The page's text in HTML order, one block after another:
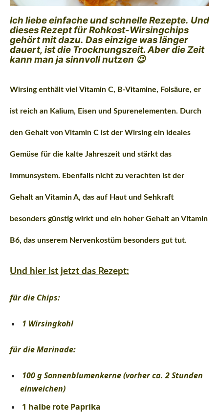
Ich liebe einfache und schnelle Rezepte. Und
dieses Rezept für Rohkost-Wirsingchips
gehört mit dazu. Das einzige was länger
dauert, ist die Trocknungszeit. Aber die Zeit
kann man ja sinnvoll nutzen 😉
Wirsing enthält viel Vitamin C, B-Vitamine, Folsäure, er
ist reich an Kalium, Eisen und Spurenelementen. Durch
den Gehalt von Vitamin C ist der Wirsing ein ideales
Gemüse für die kalte Jahreszeit und stärkt das
Immunsystem. Ebenfalls nicht zu verachten ist der
Gehalt an Vitamin A, das auf Haut und Sehkraft
besonders günstig wirkt und ein hoher Gehalt an Vitamin
B6, das unserem Nervenkostüm besonders gut tut.
Und hier ist jetzt das Rezept:
für die Chips:
1 Wirsingkohl
für die Marinade:
100 g Sonnenblumenkerne (vorher ca. 2 Stunden
einweichen)
1 halbe rote Paprika